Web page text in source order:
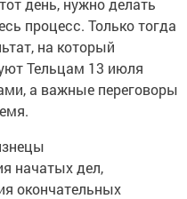
день, нужно делать
процесс. Только тогда
на который
Тельцам 13 июля
а важные переговоры
начатых дел,
окончательных